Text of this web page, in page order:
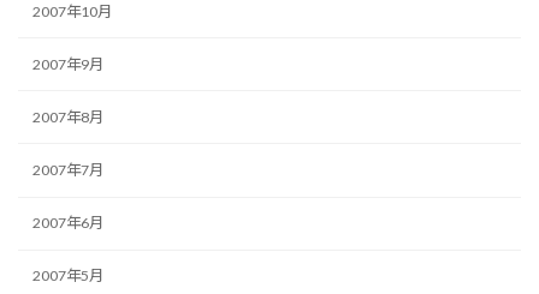
2007年10月
2007年9月
2007年8月
2007年7月
2007年6月
2007年5月